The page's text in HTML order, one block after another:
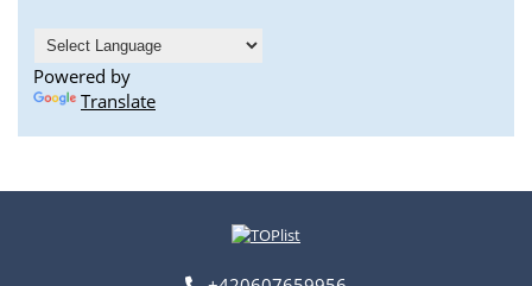
Powered by
Translate